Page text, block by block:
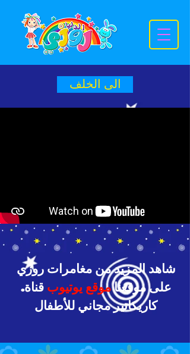
الى الخلف
شاهد المزيد من مغامرات روزي
على موقعناموقع يوتيوب قناة.
كاريكاتير مجاني للأطفال